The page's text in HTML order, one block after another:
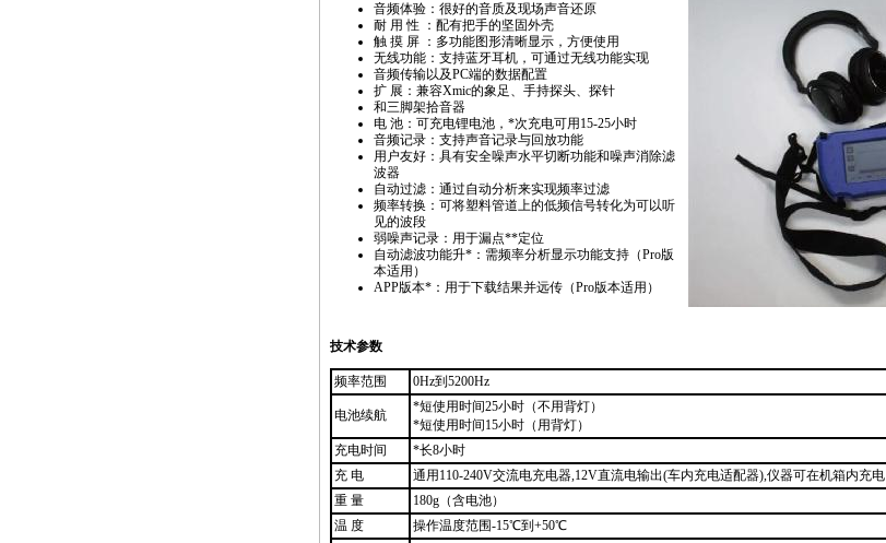
音频体验：很好的音质及现场声音还原
耐 用 性 ：配有把手的坚固外壳
触 摸 屏 ：多功能图形清晰显示，方便使用
无线功能：支持蓝牙耳机，可通过无线功能实现
音频传输以及PC端的数据配置
扩 展：兼容Xmic的象足、手持探头、探针
和三脚架拾音器
电 池：可充电锂电池， *次充电可用15-25小时
音频记录：支持声音记录与回放功能
用户友好：具有安全噪声水平切断功能和噪声消除滤
波器
自动过滤：通过自动分析来实现频率过滤
频率转换：可将塑料管道上的低频信号转化为可以听
见的波段
弱噪声记录：用于漏点**定位
自动滤波功能升* ：需频率分析显示功能支持（Pro版
本适用）
APP版本*：用于下载结果并远传（Pro版本适用）
技术参数
频率范围 0Hz到5200Hz
电池续航
*短使用时间25小时（不用背灯）
*短使用时间15小时（用背灯）
充电时间
*长8小时
充 电
通用110-240V交流电充电器,12V直流电输出(车内充电适配器),仪器可在机箱内充电
重 量
180g（含电池）
温 度
操作温度范围-15℃到+50℃